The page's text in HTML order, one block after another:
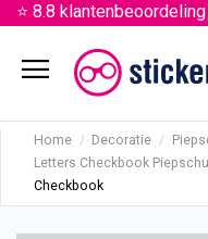
⭐ 8.8 klantenbeoordeling
menu
Home Decoratie
Letters Checkbook
Checkbook